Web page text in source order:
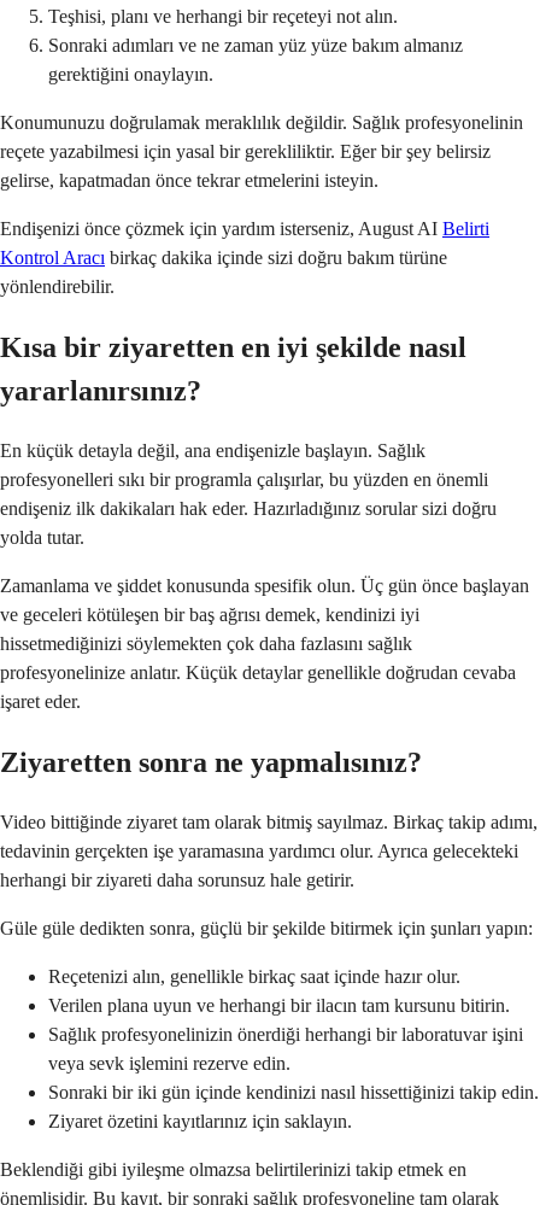
Teşhisi, planı ve herhangi bir reçeteyi not alın.
Sonraki adımları ve ne zaman yüz yüze bakım almanız
gerektiğini onaylayın.
Konumunuzu doğrulamak meraklılık değildir. Sağlık profesyonelinin
reçete yazabilmesi için yasal bir gerekliliktir. Eğer bir şey belirsiz
gelirse, kapatmadan önce tekrar etmelerini isteyin.
Endişenizi önce çözmek için yardım isterseniz, August AI Belirti
Kontrol Aracı birkaç dakika içinde sizi doğru bakım türüne
yönlendirebilir.
Kısa bir ziyaretten en iyi şekilde nasıl
yararlanırsınız?
En küçük detayla değil, ana endişenizle başlayın. Sağlık
profesyonelleri sıkı bir programla çalışırlar, bu yüzden en önemli
endişeniz ilk dakikaları hak eder. Hazırladığınız sorular sizi doğru
yolda tutar.
Zamanlama ve şiddet konusunda spesifik olun. Üç gün önce başlayan
ve geceleri kötüleşen bir baş ağrısı demek, kendinizi iyi
hissetmediğinizi söylemekten çok daha fazlasını sağlık
profesyonelinize anlatır. Küçük detaylar genellikle doğrudan cevaba
işaret eder.
Ziyaretten sonra ne yapmalısınız?
Video bittiğinde ziyaret tam olarak bitmiş sayılmaz. Birkaç takip adımı,
tedavinin gerçekten işe yaramasına yardımcı olur. Ayrıca gelecekteki
herhangi bir ziyareti daha sorunsuz hale getirir.
Güle güle dedikten sonra, güçlü bir şekilde bitirmek için şunları yapın:
Reçetenizi alın, genellikle birkaç saat içinde hazır olur.
Verilen plana uyun ve herhangi bir ilacın tam kursunu bitirin.
Sağlık profesyonelinizin önerdiği herhangi bir laboratuvar işini
veya sevk işlemini rezerve edin.
Sonraki bir iki gün içinde kendinizi nasıl hissettiğinizi takip edin.
Ziyaret özetini kayıtlarınız için saklayın.
Beklendiği gibi iyileşme olmazsa belirtilerinizi takip etmek en
önemlisidir. Bu kayıt, bir sonraki sağlık profesyoneline tam olarak